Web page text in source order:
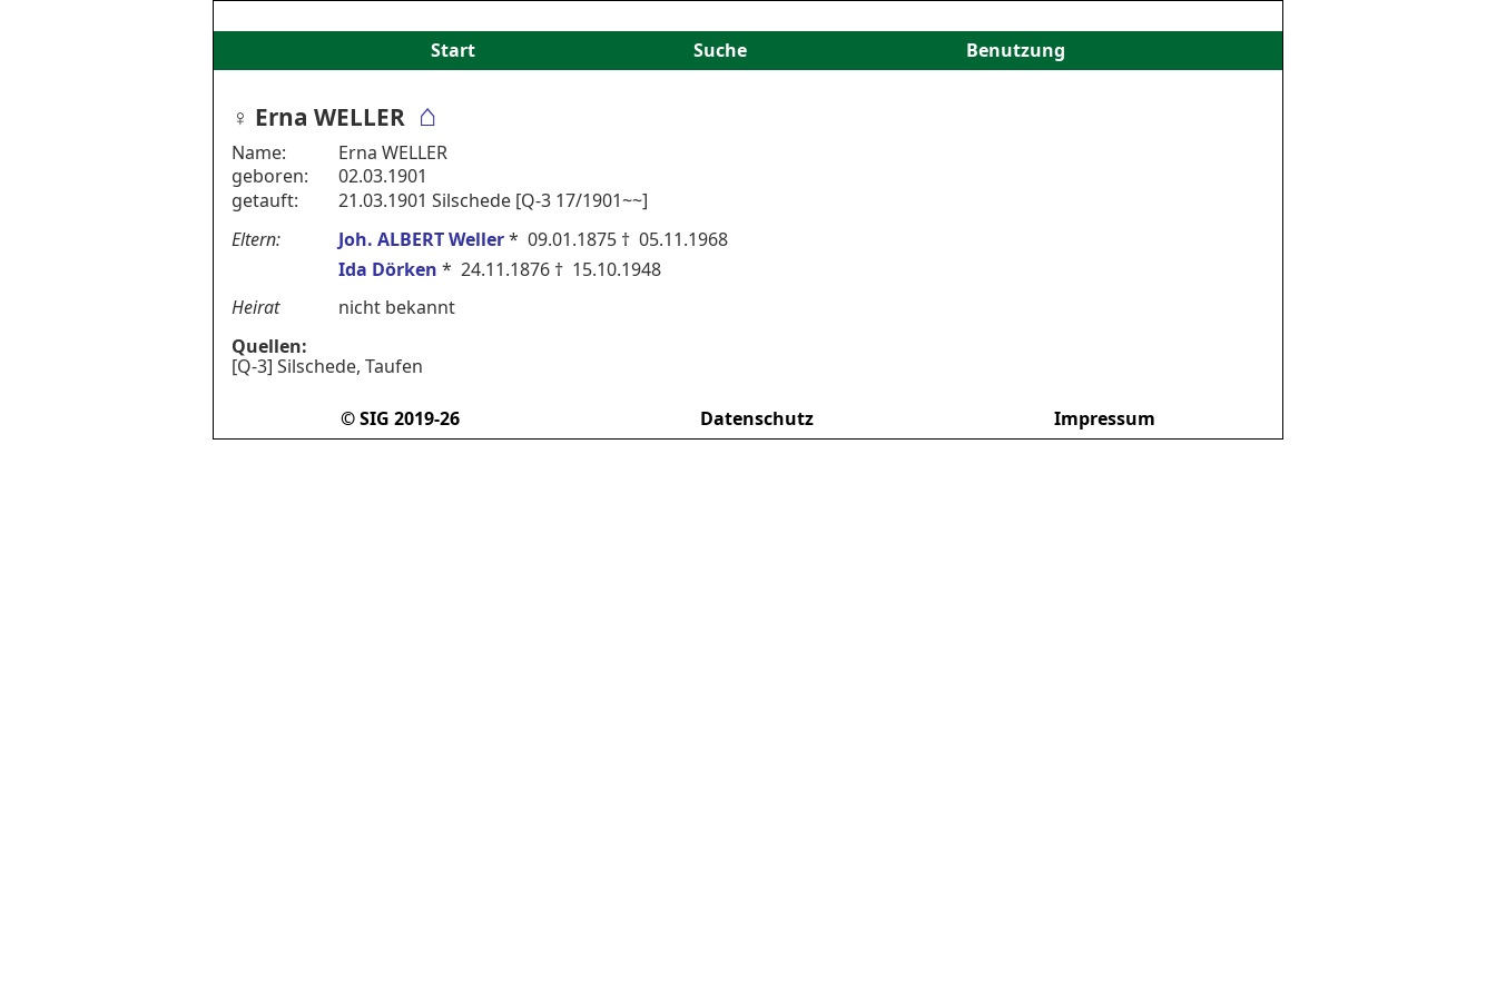
Start Suche Benutzung
♀︎ Erna WELLER ⌂
Name:
Erna WELLER
geboren:
02.03.1901
getauft:
21.03.1901 Silschede [Q-3 17/1901~~]
Eltern:
Joh. ALBERT Weller* 09.01.1875 † 05.11.1968
Ida Dörken * 24.11.1876 † 15.10.1948
Heirat
nicht bekannt
Quellen:
[Q-3] Silschede, Taufen
© SIG 2019-26 Datenschutz Impressum